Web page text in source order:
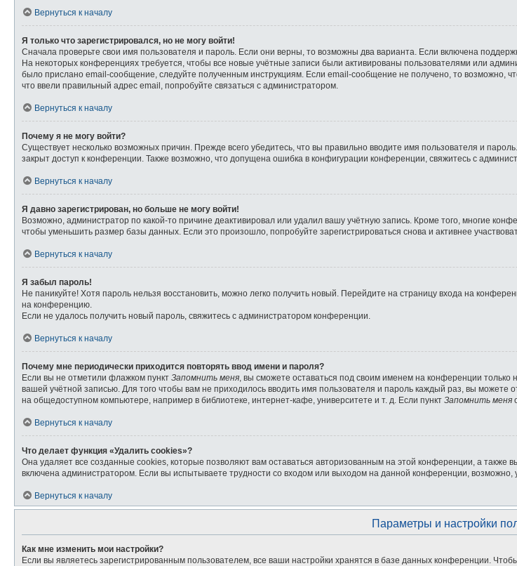
Вернуться к началу
Я только что зарегистрировался, но не могу войти!
Сначала проверьте свои имя пользователя и пароль. Если они верны, то возможны два варианта. Если включена
На некоторых конференциях требуется, чтобы все новые учётные записи были активированы пользователями или
было прислано email-сообщение, следуйте полученным инструкциям. Если email-сообщение не получено, то возможно,
что ввели правильный адрес email, попробуйте связаться с администратором.
Вернуться к началу
Почему я не могу войти?
Существует несколько возможных причин. Прежде всего убедитесь, что вы правильно вводите имя пользователя и
закрыт доступ к конференции. Также возможно, что допущена ошибка в конфигурации конференции, свяжитесь с
Вернуться к началу
Я давно зарегистрирован, но больше не могу войти!
Возможно, администратор по какой-то причине деактивировал или удалил вашу учётную запись. Кроме того, многие
чтобы уменьшить размер базы данных. Если это произошло, попробуйте зарегистрироваться снова и активнее
Вернуться к началу
Я забыл пароль!
Не паникуйте! Хотя пароль нельзя восстановить, можно легко получить новый. Перейдите на страницу входа на
на конференцию.
Если не удалось получить новый пароль, свяжитесь с администратором конференции.
Вернуться к началу
Почему мне периодически приходится повторять ввод имени и пароля?
Если вы не отметили флажком пункт Запомнить меня, вы сможете оставаться под своим именем на конференции только
вашей учётной записью. Для того чтобы вам не приходилось вводить имя пользователя и пароль каждый раз, вы можете
на общедоступном компьютере, например в библиотеке, интернет-кафе, университете и т. д. Если пункт Запомнить меня
Вернуться к началу
Что делает функция «Удалить cookies»?
Она удаляет все созданные cookies, которые позволяют вам оставаться авторизованным на этой конференции, а
включена администратором. Если вы испытываете трудности со входом или выходом на данной конференции,
Вернуться к началу
Параметры и настройки
Как мне изменить мои настройки?
Если вы являетесь зарегистрированным пользователем, все ваши настройки хранятся в базе данных конференции.